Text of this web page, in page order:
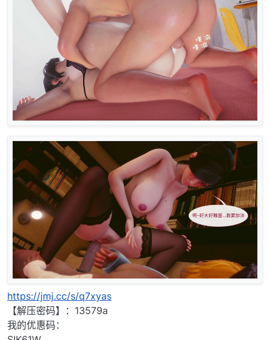
https://jmj.cc/s/q7xyas
【解压密码】：13579a
我的优惠码：